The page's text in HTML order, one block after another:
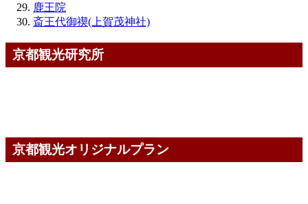
鹿王院
斎王代御禊(上賀茂神社)
京都観光研究所
京都観光オリジナルプラン